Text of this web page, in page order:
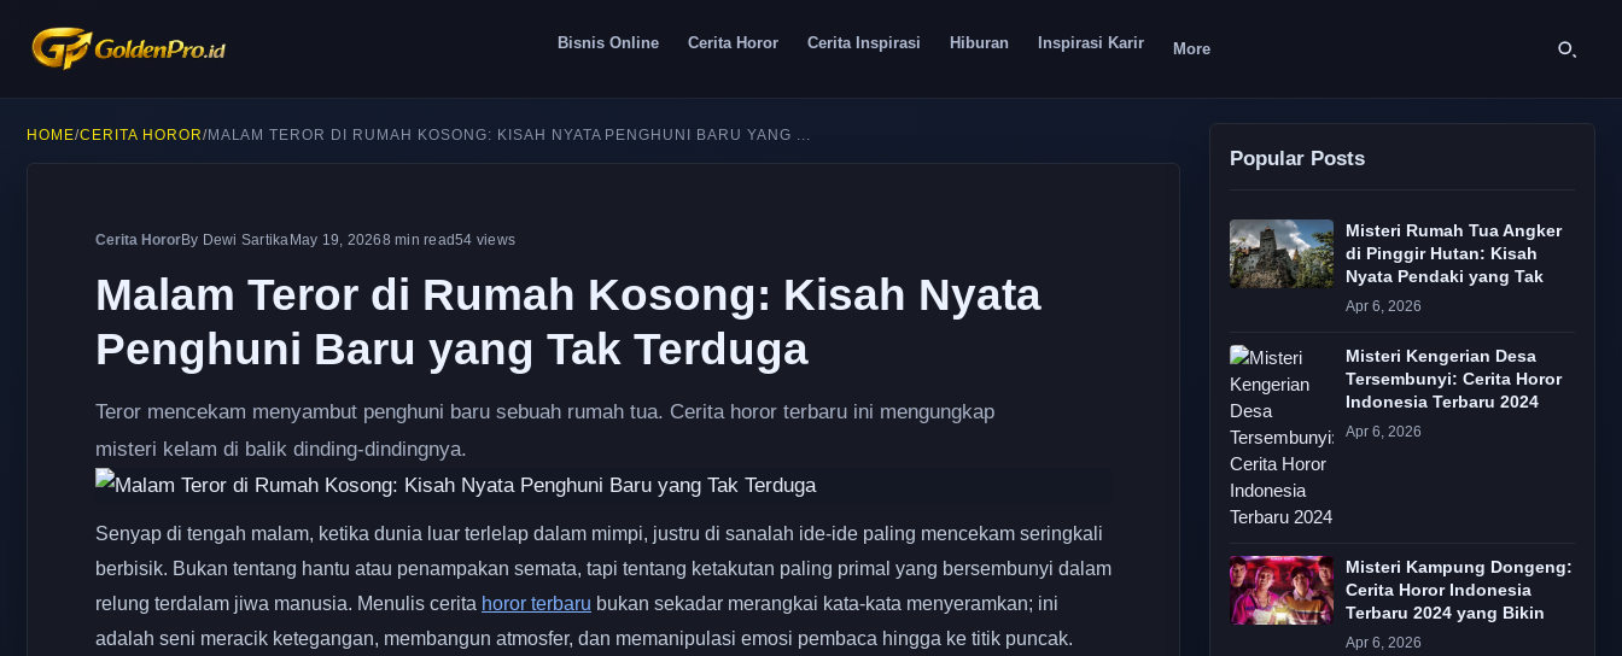
Bisnis Online Cerita Horor Cerita Inspirasi Hiburan Inspirasi Karir More
HOME/CERITA HOROR/MALAM TEROR DI RUMAH KOSONG: KISAH NYATA PENGHUNI BARU YANG ...
Cerita HororBy Dewi Sartika May 19, 20268 min read54 views
Malam Teror di Rumah Kosong: Kisah Nyata
Penghuni Baru yang Tak Terduga
Teror mencekam menyambut penghuni baru sebuah rumah tua. Cerita horor terbaru ini mengungkap
misteri kelam di balik dinding-dindingnya.
Senyap di tengah malam, ketika dunia luar terlelap dalam mimpi, justru di sanalah ide-ide paling mencekam seringkali
berbisik. Bukan tentang hantu atau penampakan semata, tapi tentang ketakutan paling primal yang bersembunyi dalam
relung terdalam jiwa manusia. Menulis cerita horor terbaru bukan sekadar merangkai kata-kata menyeramkan; ini
adalah seni meracik ketegangan, membangun atmosfer, dan memanipulasi emosi pembaca hingga ke titik puncak.
Popular Posts
Misteri Rumah Tua Angker
di Pinggir Hutan: Kisah
Nyata Pendaki yang Tak
Apr 6, 2026
Misteri Kengerian Desa
Tersembunyi: Cerita Horor
Indonesia Terbaru 2024
Apr 6, 2026
Misteri Kampung Dongeng:
Cerita Horor Indonesia
Terbaru 2024 yang Bikin
Apr 6, 2026